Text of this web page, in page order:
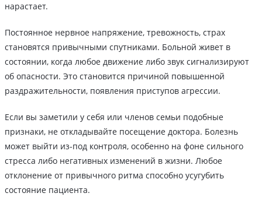
нарастает.
Постоянное нервное напряжение, тревожность, страх
становятся привычными спутниками. Больной живет в
состоянии, когда любое движение либо звук сигнализируют
об опасности. Это становится причиной повышенной
раздражительности, появления приступов агрессии.
Если вы заметили у себя или членов семьи подобные
признаки, не откладывайте посещение доктора. Болезнь
может выйти из-под контроля, особенно на фоне сильного
стресса либо негативных изменений в жизни. Любое
отклонение от привычного ритма способно усугубить
состояние пациента.